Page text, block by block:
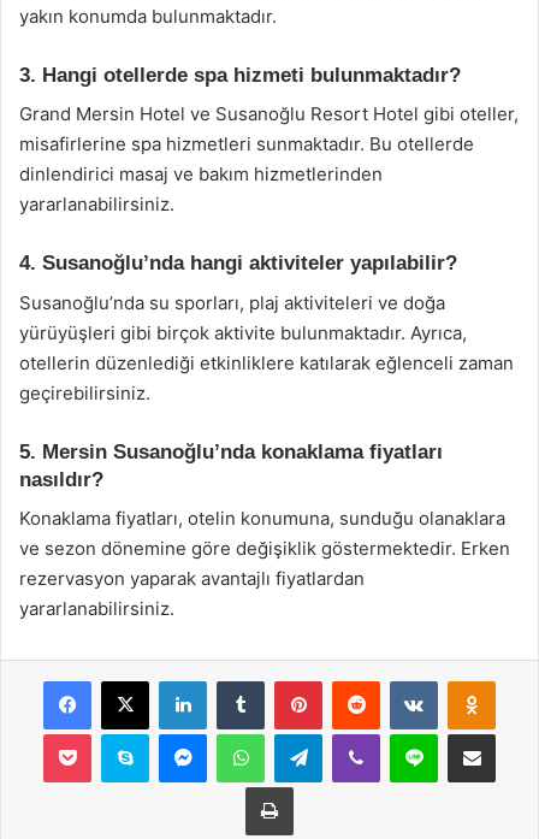
yakın konumda bulunmaktadır.
3. Hangi otellerde spa hizmeti bulunmaktadır?
Grand Mersin Hotel ve Susanoğlu Resort Hotel gibi oteller,
misafirlerine spa hizmetleri sunmaktadır. Bu otellerde
dinlendirici masaj ve bakım hizmetlerinden
yararlanabilirsiniz.
4. Susanoğlu’nda hangi aktiviteler yapılabilir?
Susanoğlu’nda su sporları, plaj aktiviteleri ve doğa
yürüyüşleri gibi birçok aktivite bulunmaktadır. Ayrıca,
otellerin düzenlediği etkinliklere katılarak eğlenceli zaman
geçirebilirsiniz.
5. Mersin Susanoğlu’nda konaklama fiyatları
nasıldır?
Konaklama fiyatları, otelin konumuna, sunduğu olanaklara
ve sezon dönemine göre değişiklik göstermektedir. Erken
rezervasyon yaparak avantajlı fiyatlardan
yararlanabilirsiniz.
Facebook
X LinkedInTumblr PinterestReddit VKontakte
Pocket Skype MessengerWhatsAppTelegramViber Line E-Posta ile
Yazdır